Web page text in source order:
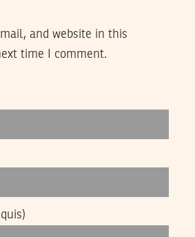
and website in this
time I comment.